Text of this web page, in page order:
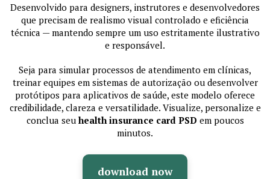
Desenvolvido para designers, instrutores e desenvolvedores
que precisam de realismo visual controlado e eficiência
técnica — mantendo sempre um uso estritamente ilustrativo
e responsável.
Seja para simular processos de atendimento em clínicas,
treinar equipes em sistemas de autorização ou desenvolver
protótipos para aplicativos de saúde, este modelo oferece
credibilidade, clareza e versatilidade. Visualize, personalize e
conclua seu health insurance card PSD em poucos
minutos.
download now